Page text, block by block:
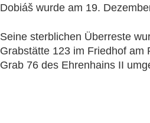
Dobiáš wurde am 19.
Seine sterblichen Überreste
Grabstätte 123 im Friedhof am
Grab 76 des Ehrenhains II